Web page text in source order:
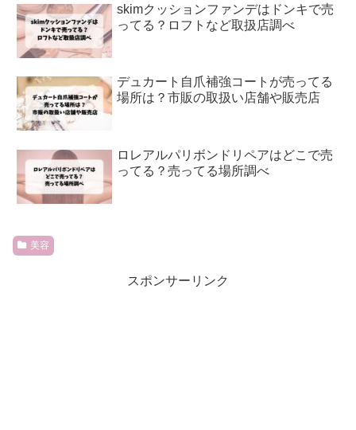
skimクッションファンデはドンキで売
ってる？ロフトなど取扱店調べ
デュカート自爪補強コートが売ってる
場所は？市販の取扱い店舗や販売店
ロレアルパリボンドリペアはどこで売
ってる？売ってる場所調べ
美容
スポンサーリンク